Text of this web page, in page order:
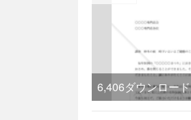
6,406ダウンロード